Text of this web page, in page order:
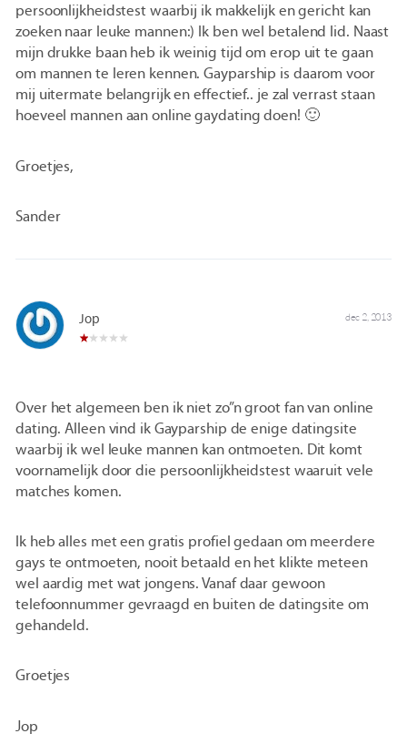
persoonlijkheidstest waarbij ik makkelijk en gericht kan
zoeken naar leuke mannen:) Ik ben wel betalend lid. Naast
mijn drukke baan heb ik weinig tijd om erop uit te gaan
om mannen te leren kennen. Gayparship is daarom voor
mij uitermate belangrijk en effectief.. je zal verrast staan
hoeveel mannen aan online gaydating doen! 🙂
Groetjes,
Sander
Jop dec 2, 2013
Over het algemeen ben ik niet zo”n groot fan van online
dating. Alleen vind ik Gayparship de enige datingsite
waarbij ik wel leuke mannen kan ontmoeten. Dit komt
voornamelijk door die persoonlijkheidstest waaruit vele
matches komen.
Ik heb alles met een gratis profiel gedaan om meerdere
gays te ontmoeten, nooit betaald en het klikte meteen
wel aardig met wat jongens. Vanaf daar gewoon
telefoonnummer gevraagd en buiten de datingsite om
gehandeld.
Groetjes
Jop